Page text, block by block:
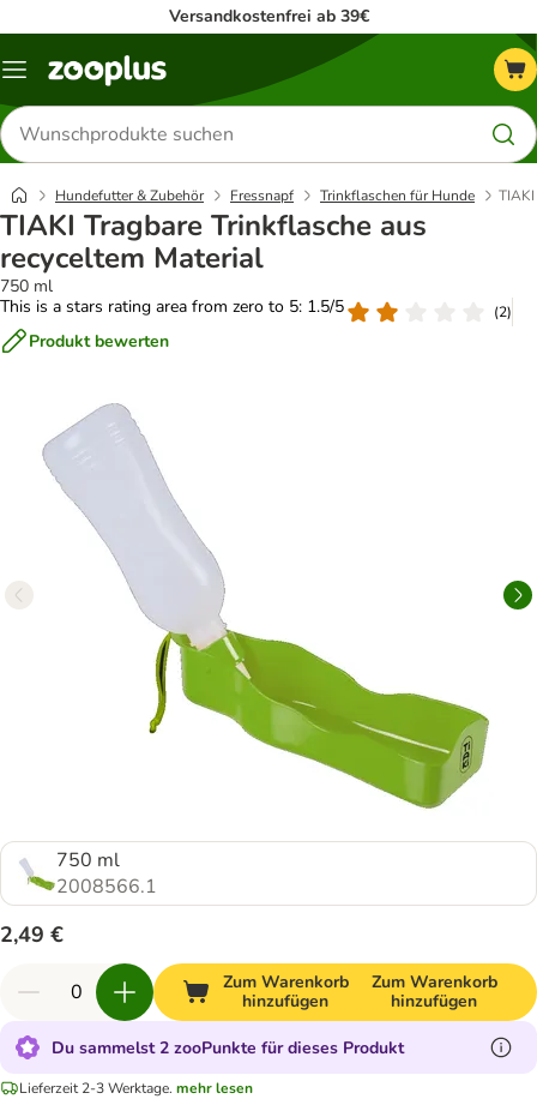
Versandkostenfrei ab 39€
Menü
Produkte
suchen
Hundefutter & Zubehör Fressnapf Trinkflaschen für Hunde
TIAKI Tragbare Trinkflasche aus
recyceltem Material
750 ml
This is a stars rating area from zero to 5: 1.5/5
(2)
Produkt bewerten
750 ml
2008566.1
2,49 €
Zum Warenkorb
hinzufügen
Zum Warenkorb
hinzufügen
Du sammelst 2 zooPunkte für dieses Produkt
Lieferzeit 2-3 Werktage. mehr lesen